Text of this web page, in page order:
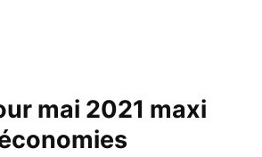
mai 2021 maxi